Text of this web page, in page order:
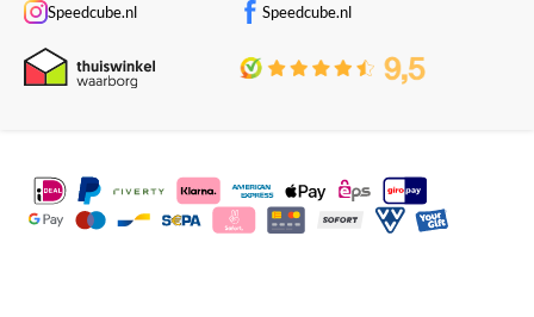
Speedcube.nl Speedcube.nl